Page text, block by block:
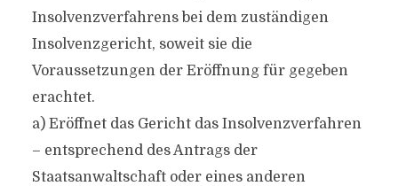
Insolvenzverfahrens bei dem zuständigen
Insolvenzgericht, soweit sie die
Voraussetzungen der Eröffnung für gegeben
erachtet.
a) Eröffnet das Gericht das Insolvenzverfahren
– entsprechend des Antrags der
Staatsanwaltschaft oder eines anderen